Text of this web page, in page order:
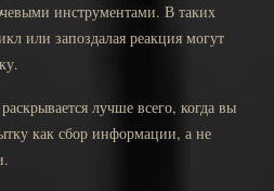
инструментами. В таких
или запоздалая реакция могут
лучше всего, когда вы
как сбор информации, а не